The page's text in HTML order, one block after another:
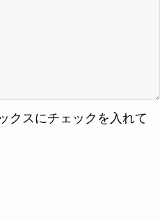
クスにチェックを入れて